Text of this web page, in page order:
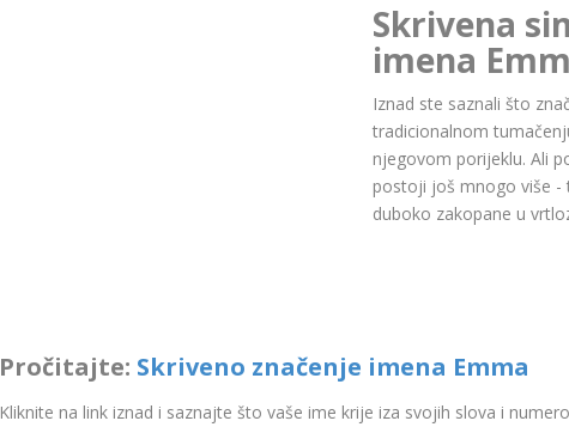
Skrivena
imena
Iznad ste saznali što
tradicionalnom
njegovom porijeklu. Ali
postoji još mnogo više -
duboko zakopane u
Pročitajte: Skriveno značenje imena Emma
Kliknite na link iznad i saznajte što vaše ime krije iza svojih slova i